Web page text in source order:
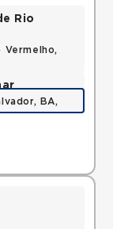
Rio
Vermelho,
BA,